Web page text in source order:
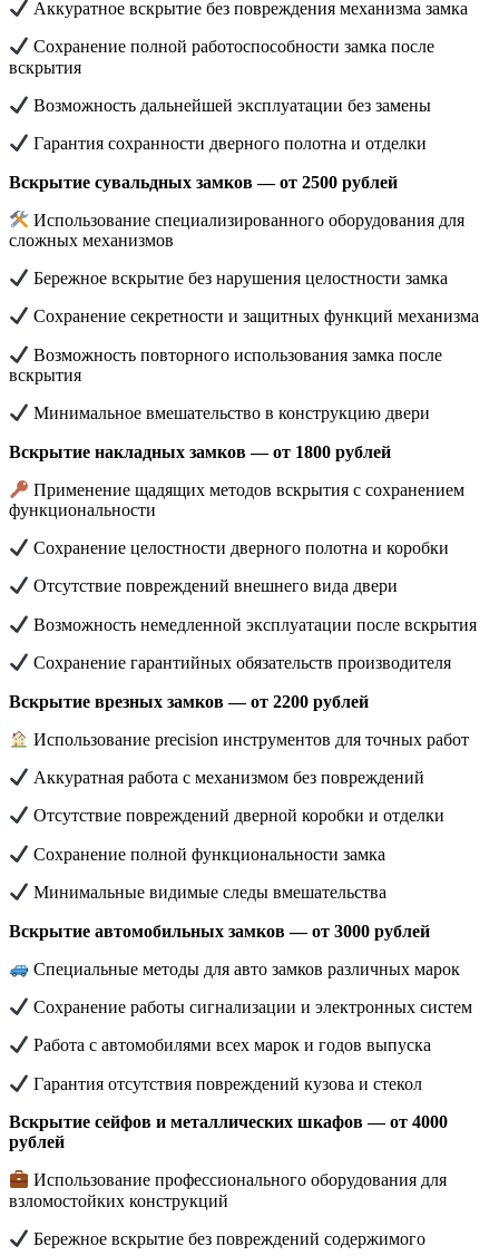
Аккуратное вскрытие без повреждения механизма замка
Сохранение полной работоспособности замка после
вскрытия
Возможность дальнейшей эксплуатации без замены
Гарантия сохранности дверного полотна и отделки
Вскрытие сувальдных замков — от 2500 рублей
Использование специализированного оборудования для
сложных механизмов
Бережное вскрытие без нарушения целостности замка
Сохранение секретности и защитных функций механизма
Возможность повторного использования замка после
вскрытия
Минимальное вмешательство в конструкцию двери
Вскрытие накладных замков — от 1800 рублей
Применение щадящих методов вскрытия с сохранением
функциональности
Сохранение целостности дверного полотна и коробки
Отсутствие повреждений внешнего вида двери
Возможность немедленной эксплуатации после вскрытия
Сохранение гарантийных обязательств производителя
Вскрытие врезных замков — от 2200 рублей
Использование precision инструментов для точных работ
Аккуратная работа с механизмом без повреждений
Отсутствие повреждений дверной коробки и отделки
Сохранение полной функциональности замка
Минимальные видимые следы вмешательства
Вскрытие автомобильных замков — от 3000 рублей
Специальные методы для авто замков различных марок
Сохранение работы сигнализации и электронных систем
Работа с автомобилями всех марок и годов выпуска
Гарантия отсутствия повреждений кузова и стекол
Вскрытие сейфов и металлических шкафов — от 4000
рублей
Использование профессионального оборудования для
взломостойких конструкций
Бережное вскрытие без повреждений содержимого